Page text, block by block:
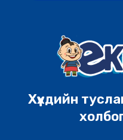
Хүүхдийн